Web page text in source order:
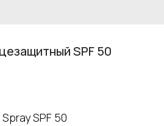
SPF 50
SPF 50